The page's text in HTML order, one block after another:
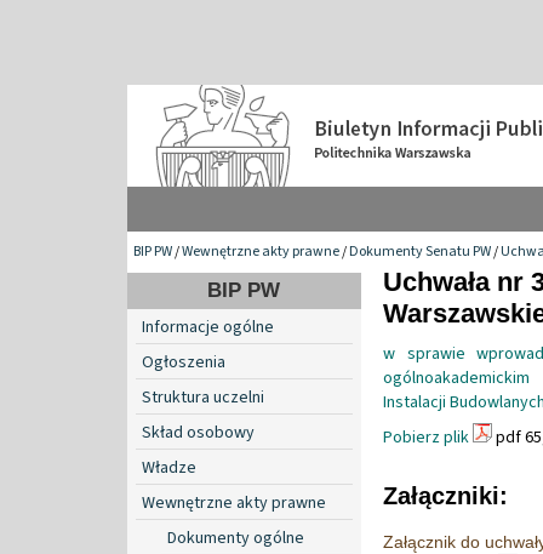
BIP PW/Wewnętrzne akty prawne/Dokumenty Senatu PW/
BIP PW
Informacje ogólne
Ogłoszenia
Struktura uczelni
Skład osobowy
Władze
Wewnętrzne akty prawne
Dokumenty ogólne
Uchwała nr
w sprawie
Instalacji
Pobierz plik
pdf
Załączniki:
Załącznik do